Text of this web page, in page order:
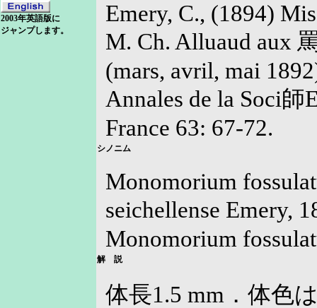
2003年英語版に
ジャンプします。
Emery, C., (1894)
M. Ch. Alluaud aux
(mars, avril, mai
Annales de la Soci師
France 63: 67-72.
シノニム
Monomorium
seichellense Emery,
Monomorium
解 説
体長1.5 mm．体色